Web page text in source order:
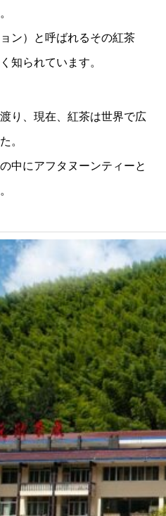
ン）と呼ばれるその紅茶
知られています。
り、現在、紅茶は世界で広
。
中にアフタヌーンティーと